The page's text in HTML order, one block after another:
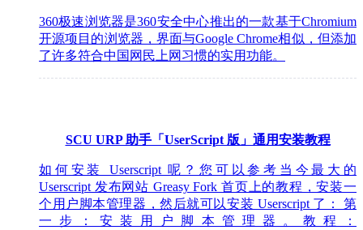
360极速浏览器是360安全中心推出的一款基于Chromium
开源项目的浏览器，界面与Google Chrome相似，但添加
了许多符合中国网民上网习惯的实用功能。
SCU URP 助手「UserScript 版」通用安装教程
如何安装 Userscript 呢？您可以参考当今最大的
Userscript 发布网站 Greasy Fork 首页上的教程，安装一
个用户脚本管理器，然后就可以安装 Userscript 了： 第
一步：安装用户脚本管理器。教程：